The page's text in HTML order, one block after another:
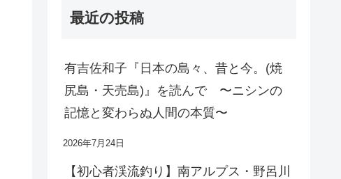
最近の投稿
有吉佐和子『日本の島々、昔と今。(焼
尻島・天売島)』を読んで 〜ニシンの
記憶と変わらぬ人間の本質〜
2026年7月24日
【初心者渓流釣り】南アルプス・野呂川